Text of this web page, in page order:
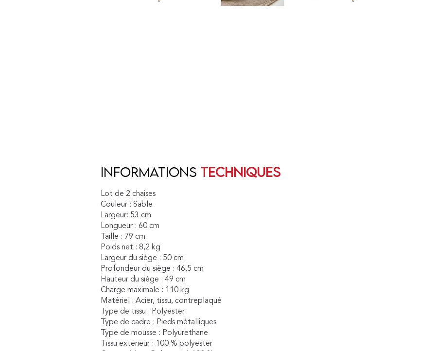
informations techniques
Lot de 2 chaises
Couleur : Sable
Largeur: 53 cm
Longueur : 60 cm
Taille : 79 cm
Poids net : 8,2 kg
Largeur du siège : 50 cm
Profondeur du siège : 46,5 cm
Hauteur du siège : 49 cm
Charge maximale : 110 kg
Matériel : Acier, tissu, contreplaqué
Type de tissu : Polyester
Type de cadre : Pieds métalliques
Type de mousse : Polyurethane
Tissu extérieur : 100 % polyester